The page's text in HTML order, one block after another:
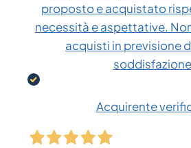
proposto e acquistato
necessità e aspettative.
acquisti in previsione
Acquirente